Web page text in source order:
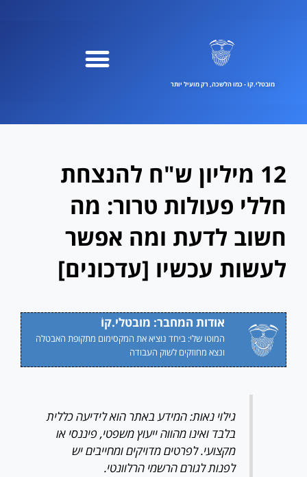
מובטלי.קוֹ - כמו הלשכה, רק מועיל יותר
12 מיליון ש"ח להנצחת
חללי פעולות טרור: מה
חשוב לדעת ומה אפשר
לעשות עכשיו [עדכונים]
אודות המחבר: מובטלי.קוֹ
המוטו שלי: ביחד נוציא את המקסימום מתקופת האבטלה
ונצא מחוזקים לשוק העבודה
גילוי נאות: המידע באתר הוא לידיעה כללית
בלבד ואינו מהווה ייעוץ משפטי, פיננסי או
מקצועי. לפרטים מדויקים ומחייבים יש
לפנות לגורם הרשמי הרלוונטי.